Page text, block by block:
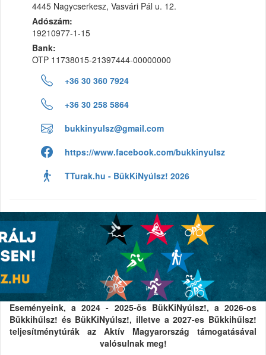
4445 Nagycserkesz, Vasvári Pál u. 12.
Adószám:
19210977-1-15
Bank:
OTP 11738015-21397444-00000000
+36 30 360 7924
+36 30 258 5864
bukkinyulsz@gmail.com
https://www.facebook.com/bukkinyulsz
TTurak.hu - BükKiNyúlsz! 2026
Eseményeink, a 2024 - 2025-ös BükKiNyúlsz!, a 2026-os
Bükkihűlsz! és BükKiNyúlsz!, illetve a 2027-es Bükkihűlsz!
teljesítménytúrák az Aktív Magyarország támogatásával
valósulnak meg!